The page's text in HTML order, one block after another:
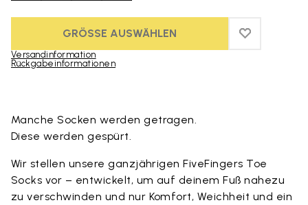
GRÖSSE AUSWÄHLEN ADD TO
ADD TO
Versandinformation
Rückgabeinformationen
Manche Socken werden getragen.
Diese werden gespürt.
Wir stellen unsere ganzjährigen FiveFingers Toe
Socks vor – entwickelt, um auf deinem Fuß nahezu
zu verschwinden und nur Komfort, Weichheit und ein